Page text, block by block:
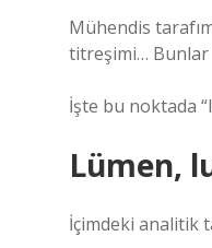
Mühendis
titreşimi… Bunlar
İşte bu noktada
Lümen,
İçimdeki analitik